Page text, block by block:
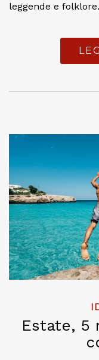
leggende e folklore.
Estate, 5